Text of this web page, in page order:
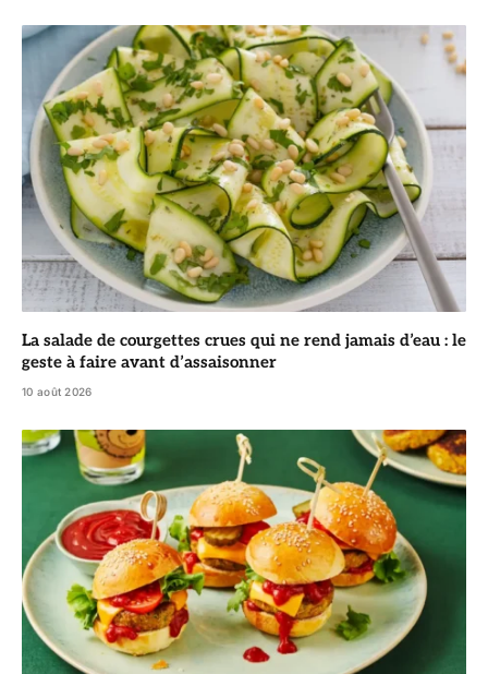
La salade de courgettes crues qui ne rend jamais d’eau : le
geste à faire avant d’assaisonner
10 août 2026